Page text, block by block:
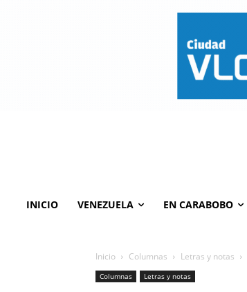
INICIO VENEZUELA EN CARABOBO
Inicio Columnas Letras y notas
Columnas Letras y notas